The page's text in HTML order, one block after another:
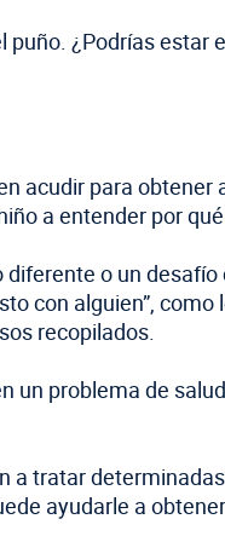
¿Podrías estar
acudir para obtener
a entender por
o un desafío
con alguien”, como
recopilados.
un problema de
a tratar
ayudarle a